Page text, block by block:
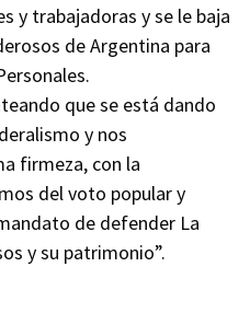
y trabajadoras y se le baja
de Argentina para
que se está dando
y nos
firmeza, con la
del voto popular y
de defender La
y su patrimonio”.